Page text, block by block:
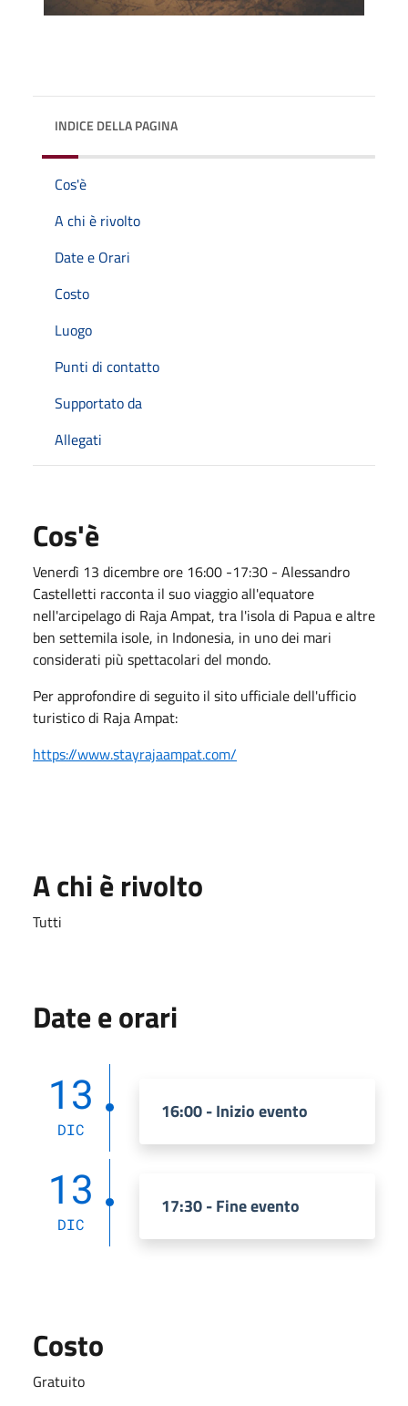
INDICE DELLA PAGINA
Cos'è
A chi è rivolto
Date e Orari
Costo
Luogo
Punti di contatto
Supportato da
Allegati
Cos'è
Venerdì 13 dicembre ore 16:00 -17:30 - Alessandro
Castelletti racconta il suo viaggio all'equatore
nell'arcipelago di Raja Ampat, tra l'isola di Papua e altre
ben settemila isole, in Indonesia, in uno dei mari
considerati più spettacolari del mondo.
Per approfondire di seguito il sito ufficiale dell'ufficio
turistico di Raja Ampat:
https://www.stayrajaampat.com/
A chi è rivolto
Tutti
Date e orari
13
DIC
16:00 - Inizio evento
13
DIC
17:30 - Fine evento
Costo
Gratuito